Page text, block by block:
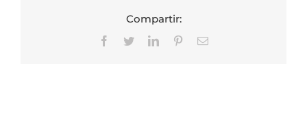
Compartir:
Facebook
TwitterLinkedInPinterestCorreo